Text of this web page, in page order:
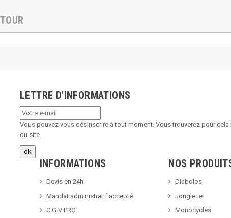
LETTRE D'INFORMATIONS
Vous pouvez vous désinscrire à tout moment. Vous trouverez pour
du site.
INFORMATIONS
Devis en 24h
Mandat administratif accepté
C.G.V PRO
NOS
Diabolos
Jonglerie
Monocycles